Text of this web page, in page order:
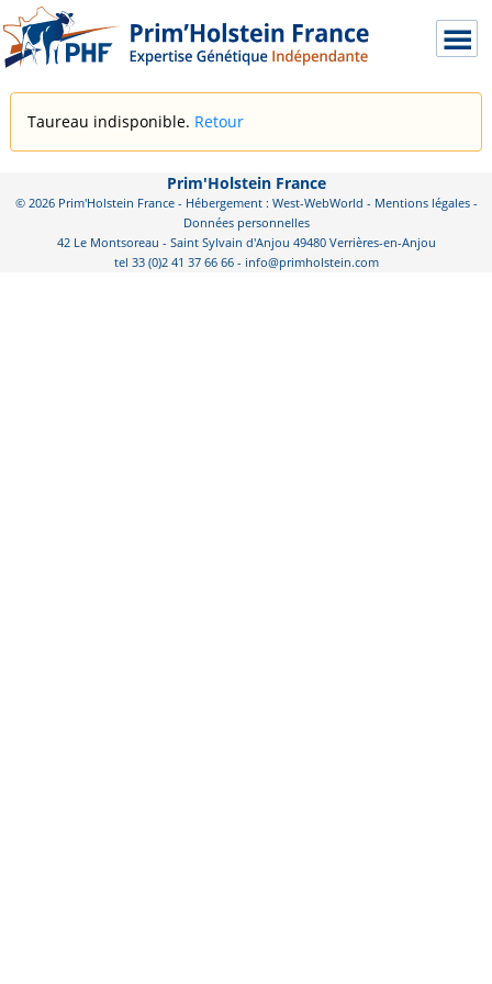
Taureau indisponible. Retour
Prim'Holstein France
© 2026 Prim'Holstein France - Hébergement : West-WebWorld - Mentions légales-
Données personnelles
42 Le Montsoreau - Saint Sylvain d'Anjou 49480 Verrières-en-Anjou
tel 33 (0)2 41 37 66 66 - info@primholstein.com